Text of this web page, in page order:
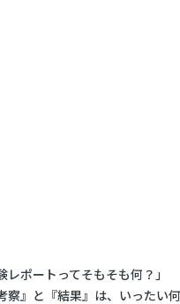
レポートってそもそも何？」
察』と『結果』は、いったい